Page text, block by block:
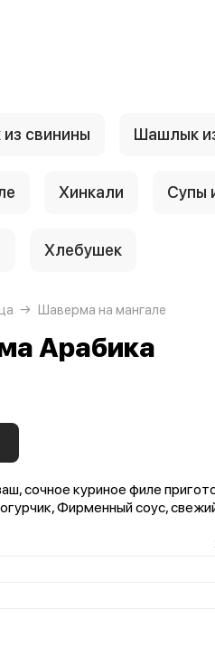
свинины Шашлык
Хинкали Супы
Хлебушек
Шаверма на мангале
Арабика
сочное куриное филе
Фирменный соус,